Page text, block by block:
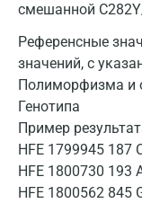
смешанной
Референсные
значений, с
Полиморфизма и
Генотипа
Пример
HFE 1799945 187
HFE 1800730
HFE 1800562 845
Казань
Альметьевск
Апрелевка
Армавир
Астрахань
Балашиха